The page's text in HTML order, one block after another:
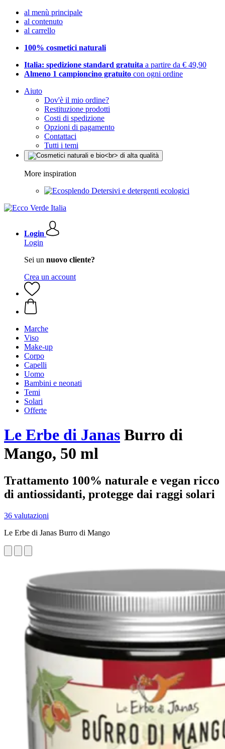
al menù principale
al contenuto
al carrello
100% cosmetici naturali
Italia: spedizione standard gratuita a partire da € 49,90
Almeno 1 campioncino gratuito con ogni ordine
Aiuto
Dov'è il mio ordine?
Restituzione prodotti
Costi di spedizione
Opzioni di pagamento
Contattaci
Tutti i temi
More inspiration
Detersivi e detergenti ecologici
Login
Login
Sei un nuovo cliente?
Crea un account
Marche
Viso
Make-up
Corpo
Capelli
Uomo
Bambini e neonati
Temi
Solari
Offerte
Le Erbe di Janas Burro di
Mango, 50 ml
Trattamento 100% naturale e vegan ricco
di antiossidanti, protegge dai raggi solari
36 valutazioni
Le Erbe di Janas Burro di Mango